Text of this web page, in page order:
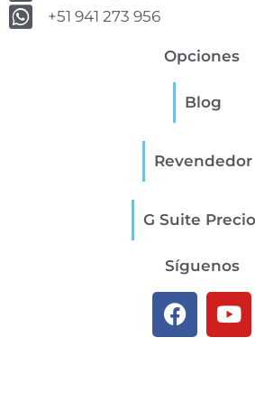
+51 941 273 956
Opciones
Blog
Revendedor
G Suite
Síguenos